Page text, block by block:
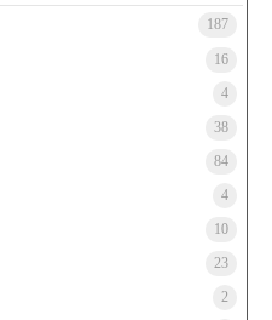
187
16
4
38
84
4
10
23
2